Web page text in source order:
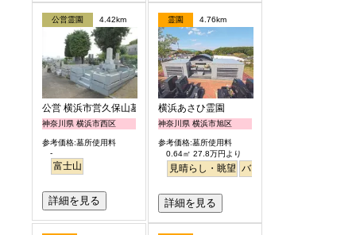
公営霊園 4.42km
公営 横浜市営久保山墓地
神奈川県 横浜市西区
参考価格:墓所使用料
-
富士山
詳細を見る
霊園 4.76km
横浜あさひ霊園
神奈川県 横浜市旭区
参考価格:墓所使用料
0.64㎡ 27.8万円より
見晴らし・眺望 バリアフリー
詳細を見る